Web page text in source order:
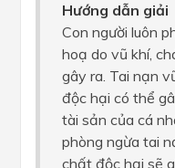
Hướng dẫn giải
Con người luôn
hoạ do vũ khí,
gây ra. Tai nạn
độc hại có thể
tài sản của cá
phòng ngừa tai
chất độc hại sẽ